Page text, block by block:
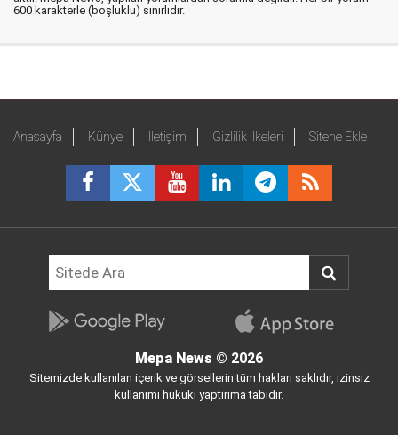
600 karakterle (boşluklu) sınırlıdır.
Anasayfa Künye İletişim Gizlilik İlkeleri Sitene Ekle
Mepa News © 2026
Sitemizde kullanılan içerik ve görsellerin tüm hakları saklıdır, izinsiz
kullanımı hukuki yaptırıma tabidir.